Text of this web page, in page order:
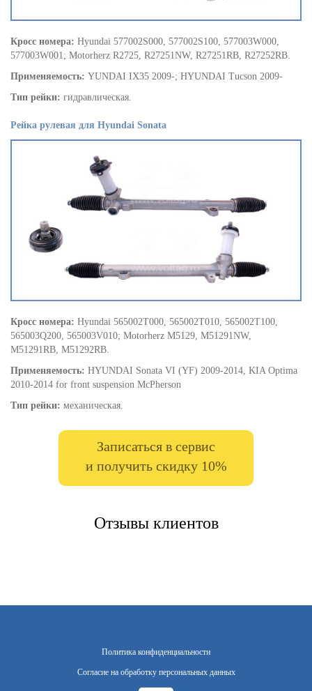
Кросс номера: Hyundai 577002S000, 577002S100, 577003W000,
577003W001; Motorherz R2725, R27251NW, R27251RB, R27252RB.
Применяемость: YUNDAI IX35 2009-; HYUNDAI Tucson 2009-
Тип рейки: гидравлическая.
Рейка рулевая для Hyundai Sonata
Кросс номера: Hyundai 565002T000, 565002T010, 565002T100,
565003Q200, 565003V010; Motorherz M5129, M51291NW,
M51291RB, M51292RB.
Применяемость: HYUNDAI Sonata VI (YF) 2009-2014, KIA Optima
2010-2014 for front suspension McPherson
Тип рейки: механическая.
Записаться в сервис
и получить скидку 10%
Отзывы клиентов
Политика конфиденциальности
Согласие на обработку персональных данных